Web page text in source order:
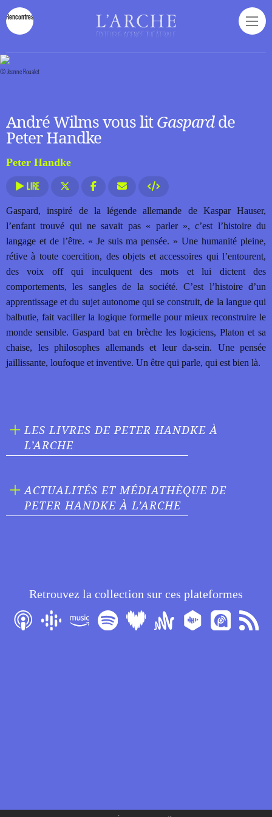
Rencontres
© Jeanne Roualet
André Wilms vous litGaspardde
Peter Handke
Peter Handke
LIRE
Gaspard, inspiré de la légende allemande de Kaspar Hauser,
l’enfant trouvé qui ne savait pas « parler », c’est l’histoire du
langage et de l’être. « Je suis ma pensée. » Une humanité pleine,
rétive à toute coercition, des objets et accessoires qui l’entourent,
des voix off qui inculquent des mots et lui dictent des
comportements, les sangles de la société. C’est l’histoire d’un
apprentissage et du sujet autonome qui se construit, de la langue qui
balbutie, fait vaciller la logique formelle pour mieux reconstruire le
monde sensible. Gaspard bat en brèche les logiciens, Platon et sa
chaise, les philosophes allemands et leur da-sein. Une pensée
jaillissante, loufoque et inventive. Un être qui parle, qui est bien là.
LES LIVRES DE PETER HANDKE À
L’ARCHE
ACTUALITÉS ET MÉDIATHÈQUE DE
PETER HANDKE À L’ARCHE
PODCAST 16/07/21
André Wilms vous lit
Gaspard
Retrouvez la collection sur ces plateformes